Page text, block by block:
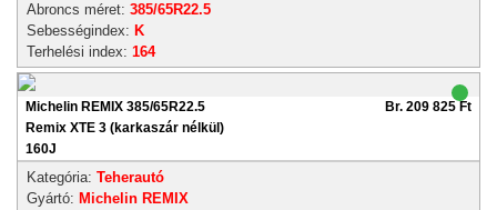
Abroncs méret: 385/65R22.5
Sebességindex: K
Terhelési index: 164
Michelin REMIX 385/65R22.5
Remix XTE 3 (karkaszár nélkül)
160J
Br. 209 825 Ft
Kategória: Teherautó
Gyártó: Michelin REMIX